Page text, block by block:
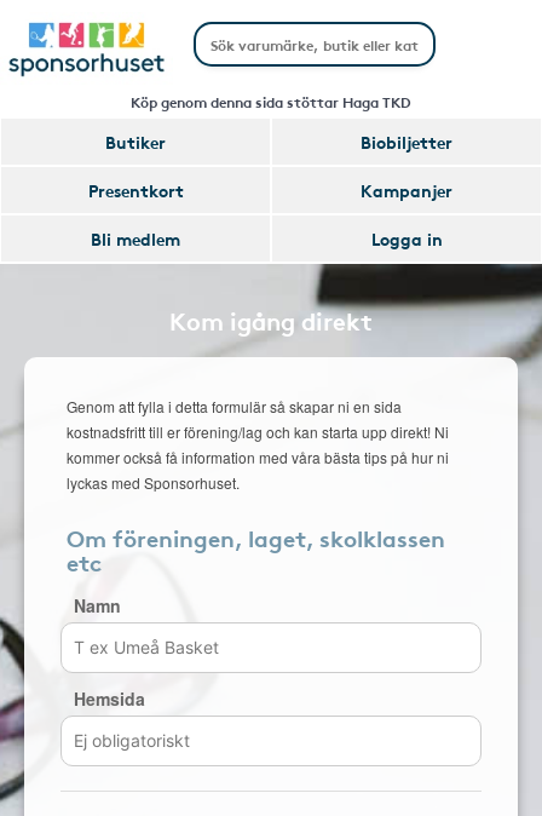
Köp genom denna sida stöttar Haga TKD
Butiker
Biobiljetter
Presentkort
Kampanjer
Bli medlem
Logga in
Kom igång direkt
Genom att fylla i detta formulär så skapar ni en sida
kostnadsfritt till er förening/lag och kan starta upp direkt! Ni
kommer också få information med våra bästa tips på hur ni
lyckas med Sponsorhuset.
Om föreningen, laget, skolklassen
etc
Namn
Hemsida